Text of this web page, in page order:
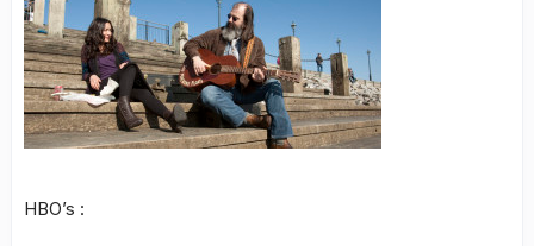
HBO’s :